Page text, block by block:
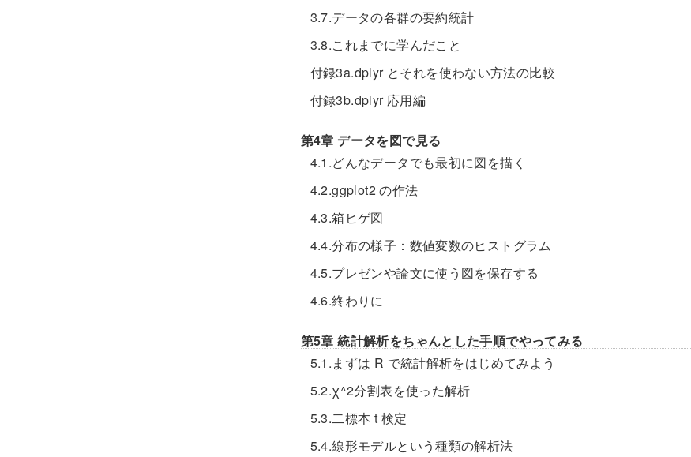
3.7.データの各群の要約統計
3.8.これまでに学んだこと
付録3a.dplyr とそれを使わない方法の比較
付録3b.dplyr 応用編
第4章 データを図で見る
4.1.どんなデータでも最初に図を描く
4.2.ggplot2 の作法
4.3.箱ヒゲ図
4.4.分布の様子：数値変数のヒストグラム
4.5.プレゼンや論文に使う図を保存する
4.6.終わりに
第5章 統計解析をちゃんとした手順でやってみる
5.1.まずは R で統計解析をはじめてみよう
5.2.χ^2分割表を使った解析
5.3.二標本 t 検定
5.4.線形モデルという種類の解析法